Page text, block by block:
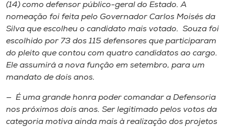
Unoesc
Store
Selecione
(14) como defensor público-geral do Estado. A
nomeação foi feita pelo Governador Carlos Moisés da
Silva que escolheu o candidato mais votado. Souza foi
escolhido por 73 dos 115 defensores que participaram
do pleito que contou com quatro candidatos ao cargo.
Ele assumirá a nova função em setembro, para um
mandato de dois anos.
— É uma grande honra poder comandar a Defensoria
nos próximos dois anos. Ser legitimado pelos votos da
categoria motiva ainda mais à realização dos projetos